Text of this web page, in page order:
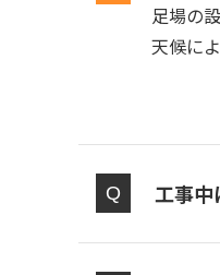
足場の
天候に
工事中